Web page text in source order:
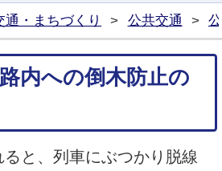
通・まちづくり > 公共交通 >
内への倒木防止の
と、列車にぶつかり脱線